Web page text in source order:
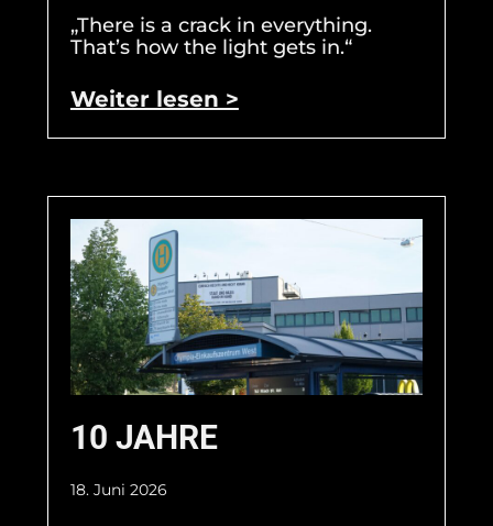
„There is a crack in everything.
That’s how the light gets in.“
Weiter lesen >
10 JAHRE
18. Juni 2026